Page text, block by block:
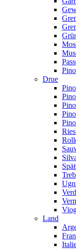
Drue
Land